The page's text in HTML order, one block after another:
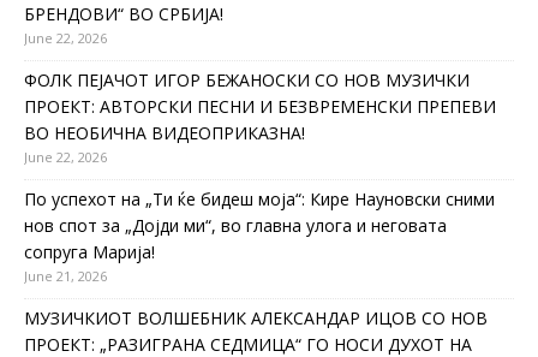
БРЕНДОВИ“ ВО СРБИЈА!
June 22, 2026
ФОЛК ПЕЈАЧОТ ИГОР БЕЖАНОСКИ СО НОВ МУЗИЧКИ
ПРОЕКТ: АВТОРСКИ ПЕСНИ И БЕЗВРЕМЕНСКИ ПРЕПЕВИ
ВО НЕОБИЧНА ВИДЕОПРИКАЗНА!
June 22, 2026
По успехот на „Ти ќе бидеш моја“: Кире Науновски сними
нов спот за „Дојди ми“, во главна улога и неговата
сопруга Марија!
June 21, 2026
МУЗИЧКИОТ ВОЛШЕБНИК АЛЕКСАНДАР ИЦОВ СО НОВ
ПРОЕКТ: „РАЗИГРАНА СЕДМИЦА“ ГО НОСИ ДУХОТ НА